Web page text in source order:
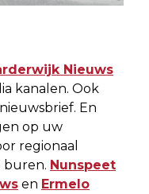
Nieuws
kanalen. Ook
En
op uw
regionaal
buren. Nunspeet
en Ermelo